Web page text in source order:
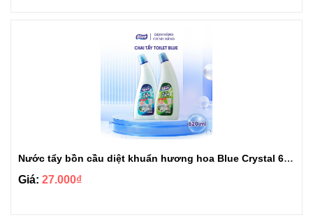
Nước tẩy bồn cầu diệt khuẩn hương hoa Blue Crystal 620ml
Giá: 27.000₫